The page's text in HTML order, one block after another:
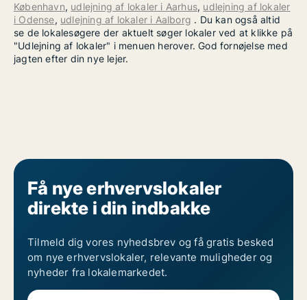
København, udlejning af lokaler i Aarhus, udlejning af lokaler
i Odense, udlejning af lokaler i Aalborg . Du kan også altid
se de lokalesøgere der aktuelt søger lokaler ved at klikke på
"Udlejning af lokaler" i menuen herover. God fornøjelse med
jagten efter din nye lejer.
Få nye erhvervslokaler
direkte i din indbakke
Tilmeld dig vores nyhedsbrev og få gratis besked
om nye erhvervslokaler, relevante muligheder og
nyheder fra lokalemarkedet.